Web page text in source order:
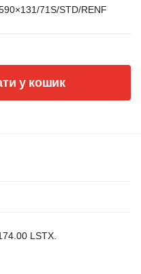
71S/STD/RENF
у кошик
LSTX.